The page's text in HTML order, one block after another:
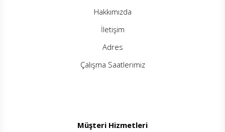
Hakkımızda
İletişim
Adres
Çalışma Saatlerimiz
Müşteri Hizmetleri